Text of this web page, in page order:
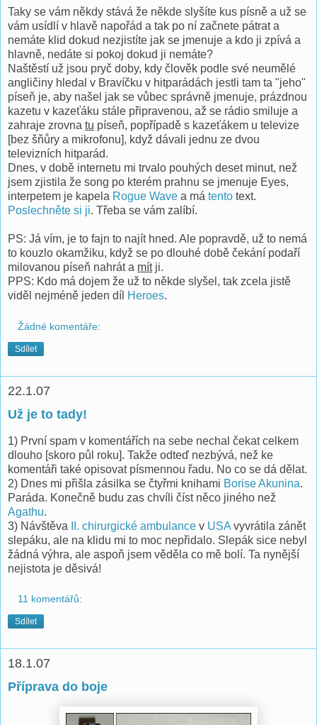
Taky se vám někdy stává že někde slyšíte kus písně a už se
vám usídlí v hlavě napořád a tak po ní začnete pátrat a
nemáte klid dokud nezjistíte jak se jmenuje a kdo ji zpívá a
hlavně, nedáte si pokoj dokud ji nemáte?
Naštěstí už jsou pryč doby, kdy člověk podle své neumělé
angličiny hledal v Bravíčku v hitparádách jestli tam ta "jeho"
píseň je, aby našel jak se vůbec správně jmenuje, prázdnou
kazetu v kazeťáku stále připravenou, až se rádio smiluje a
zahraje zrovna tu píseň, popřípadě s kazeťákem u televize
[bez šňůry a mikrofonu], když dávali jednu ze dvou
televizních hitparád.
Dnes, v době internetu mi trvalo pouhých deset minut, než
jsem zjistila že song po kterém prahnu se jmenuje Eyes,
interpetem je kapela Rogue Wave a má tento text.
Poslechněte si ji. Třeba se vám zalíbí.
PS: Já vím, je to fajn to najít hned. Ale popravdě, už to nemá
to kouzlo okamžiku, když se po dlouhé době čekání podaří
milovanou píseň nahrát a mítji.
PPS: Kdo má dojem že už to někde slyšel, tak zcela jistě
viděl nejméně jeden díl Heroes.
Žádné komentáře:
Sdílet
22.1.07
Už je to tady!
1) První spam v komentářích na sebe nechal čekat celkem
dlouho [skoro půl roku]. Takže odteď nezbývá, než ke
komentáři také opisovat písmennou řadu. No co se dá dělat.
2) Dnes mi přišla zásilka se čtyřmi knihami Borise Akunina.
Paráda. Konečně budu zas chvíli číst něco jiného než
Agathu.
3) Návštěva
II. chirurgické ambulance v USA vyvrátila zánět
slepáku, ale na klidu mi to moc nepřidalo. Slepák sice nebyl
žádná výhra, ale aspoň jsem věděla co mě bolí. Ta nynější
nejistota je děsivá!
11 komentářů:
Sdílet
18.1.07
Příprava do boje